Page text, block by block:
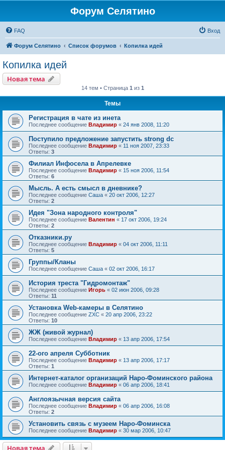
Форум Селятино
FAQ Вход
Форум Селятино Список форумов Копилка идей
Копилка идей
Новая тема
14 тем • Страница 1 из 1
Темы
Регистрация в чате из инета
Последнее сообщение Владимир « 24 янв 2008, 11:20
Поступило предложение запустить strong dc
Последнее сообщение Владимир « 11 ноя 2007, 23:33
Ответы: 3
Филиал Инфосела в Апрелевке
Последнее сообщение Владимир « 15 ноя 2006, 11:54
Ответы: 6
Мысль. А есть смысл в дневнике?
Последнее сообщение Саша « 20 окт 2006, 12:27
Ответы: 2
Идея "Зона народного контроля"
Последнее сообщение Валентин « 17 окт 2006, 19:24
Ответы: 2
Отказники.ру
Последнее сообщение Владимир « 04 окт 2006, 11:11
Ответы: 5
Группы/Кланы
Последнее сообщение Саша « 02 окт 2006, 16:17
История треста "Гидромонтаж"
Последнее сообщение Игорь « 02 июн 2006, 09:28
Ответы: 11
Установка Web-камеры в Селятино
Последнее сообщение ZXC « 20 апр 2006, 23:22
Ответы: 10
ЖЖ (живой журнал)
Последнее сообщение Владимир « 13 апр 2006, 17:54
22-ого апреля Субботник
Последнее сообщение Владимир « 13 апр 2006, 17:17
Ответы: 1
Интернет-каталог организаций Наро-Фоминского района
Последнее сообщение Владимир « 06 апр 2006, 18:41
Англоязычная версия сайта
Последнее сообщение Владимир « 06 апр 2006, 16:08
Ответы: 2
Установить связь с музеем Наро-Фоминска
Последнее сообщение Владимир « 30 мар 2006, 10:47
Новая тема